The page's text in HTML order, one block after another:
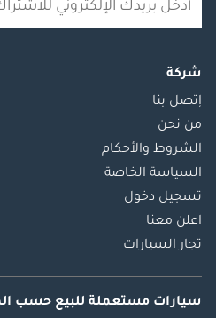
شركة
إتصل بنا
من نحن
الشروط والأحكام
السياسة الخاصة
تسجيل دخول
اعلن معنا
تجار السيارات
سيارات مستعملة للبيع حسب